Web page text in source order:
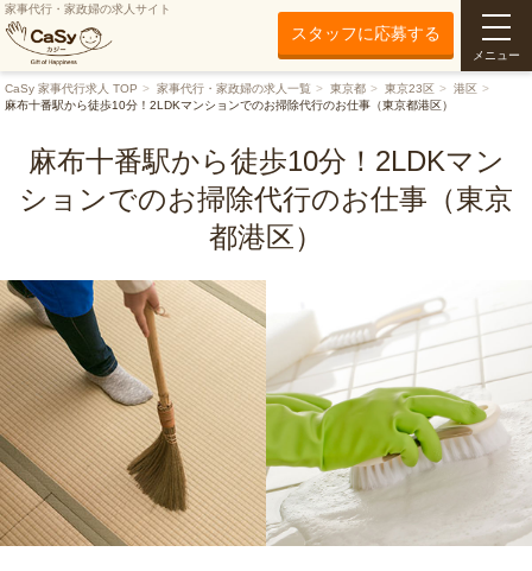
家事代行・家政婦の求人サイト
スタッフに応募する
メニュー
CaSy 家事代行求人 TOP 家事代行・家政婦の求人一覧 東京都 東京23区
港区
麻布十番駅から徒歩10分！2LDKマンションでのお掃除代行のお仕事（東京都港区）
麻布十番駅から徒歩10分！2LDKマン
ションでのお掃除代行のお仕事（東京
都港区）